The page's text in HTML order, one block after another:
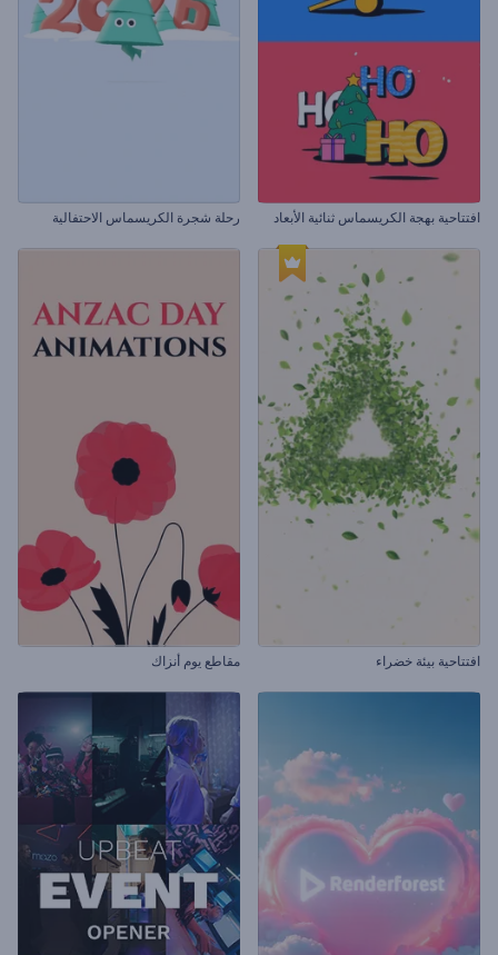
افتتاحية بهجة الكريسماس ثنائية الأبعاد رحلة شجرة الكريسماس الاحتفالية
افتتاحية بيئة خضراء مقاطع يوم أنزاك